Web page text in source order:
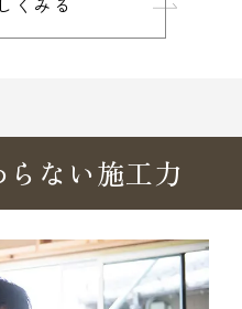
ない施工力